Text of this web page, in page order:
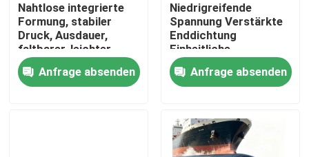
Nahtlose integrierte
Formung, stabiler
Druck, Ausdauer,
faltbarer, leichter
Schiffsstartballon-
Marine-Airbag
Anfrage absenden
Niedrigreifende
Spannung Verstärkte
Enddichtung
Einheitliche
Kraftverteilung
Schiffsstart Ballon
Marine Airbag
Anfrage absenden